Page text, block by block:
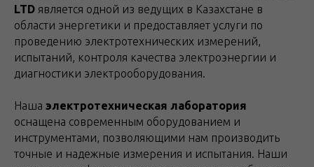
LTD является одной из ведущих в Казахстане в
области энергетики и предоставляет услуги по
проведению электротехнических измерений,
испытаний, контроля качества электроэнергии и
диагностики электрооборудования.
Наша электротехническая лаборатория
оснащена современным оборудованием и
инструментами, позволяющими нам производить
точные и надежные измерения и испытания. Наши